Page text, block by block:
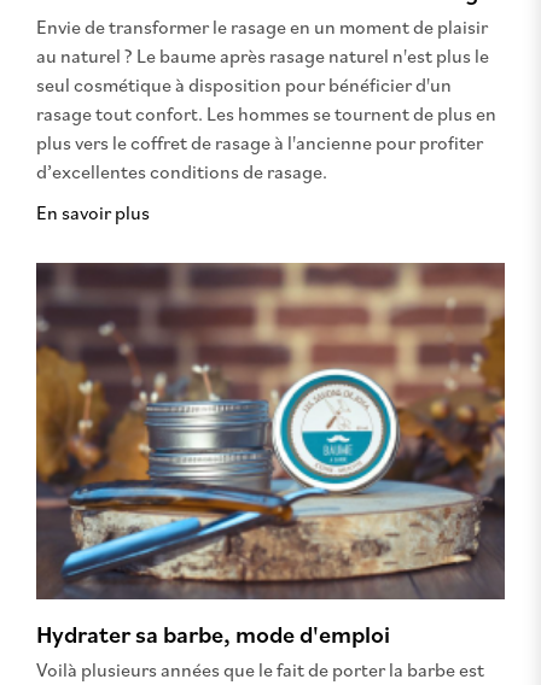
Envie de transformer le rasage en un moment de plaisir
au naturel ? Le baume après rasage naturel n'est plus le
seul cosmétique à disposition pour bénéficier d'un
rasage tout confort. Les hommes se tournent de plus en
plus vers le coffret de rasage à l'ancienne pour profiter
d’excellentes conditions de rasage.
En savoir plus
Hydrater sa barbe, mode d'emploi
Voilà plusieurs années que le fait de porter la barbe est